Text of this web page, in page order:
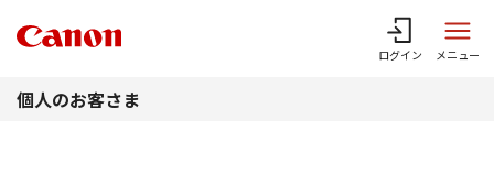
ログイン メニュー
個人のお客さま